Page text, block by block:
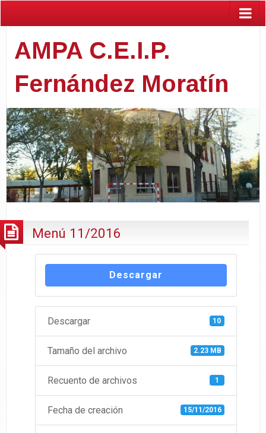
AMPA C.E.I.P.
Fernández Moratín
Menú 11/2016
Descargar
Descargar 10
Tamaño del archivo 2.23 MB
Recuento de archivos 1
Fecha de creación 15/11/2016